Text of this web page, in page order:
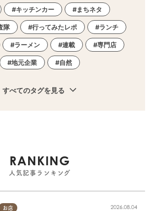
キッチンカー まちネタ
隊 行ってみたレポ ランチ
ラーメン 連載 専門店
地元企業 自然
すべてのタグを見る
RANKING
人気記事ランキング
お店 2026.08.04